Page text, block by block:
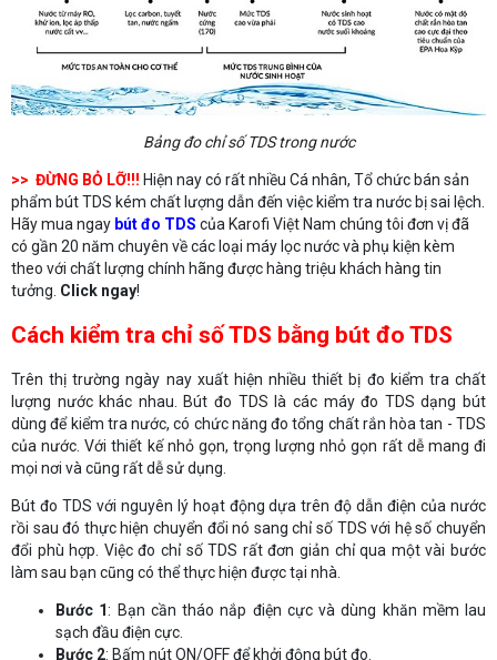
Bảng đo chỉ số TDS trong nước
>> ĐỪNG BỎ LỠ!!! Hiện nay có rất nhiều Cá nhân, Tổ chức bán sản
phẩm bút TDS kém chất lượng dẫn đến việc kiểm tra nước bị sai lệch.
Hãy mua ngay bút đo TDS của Karofi Việt Nam chúng tôi đơn vị đã
có gần 20 năm chuyên về các loại máy lọc nước và phụ kiện kèm
theo với chất lượng chính hãng được hàng triệu khách hàng tin
tưởng. Click ngay!
Cách kiểm tra chỉ số TDS bằng bút đo TDS
Trên thị trường ngày nay xuất hiện nhiều thiết bị đo kiểm tra chất
lượng nước khác nhau. Bút đo TDS là các máy đo TDS dạng bút
dùng để kiểm tra nước, có chức năng đo tổng chất rắn hòa tan - TDS
của nước. Với thiết kế nhỏ gọn, trọng lượng nhỏ gọn rất dễ mang đi
mọi nơi và cũng rất dễ sử dụng.
Bút đo TDS với nguyên lý hoạt động dựa trên độ dẫn điện của nước
rồi sau đó thực hiện chuyển đổi nó sang chỉ số TDS với hệ số chuyển
đổi phù hợp. Việc đo chỉ số TDS rất đơn giản chỉ qua một vài bước
làm sau bạn cũng có thể thực hiện được tại nhà.
Bước 1: Bạn cần tháo nắp điện cực và dùng khăn mềm lau
sạch đầu điện cực.
Bước 2: Bấm nút ON/OFF để khởi động bút đo.